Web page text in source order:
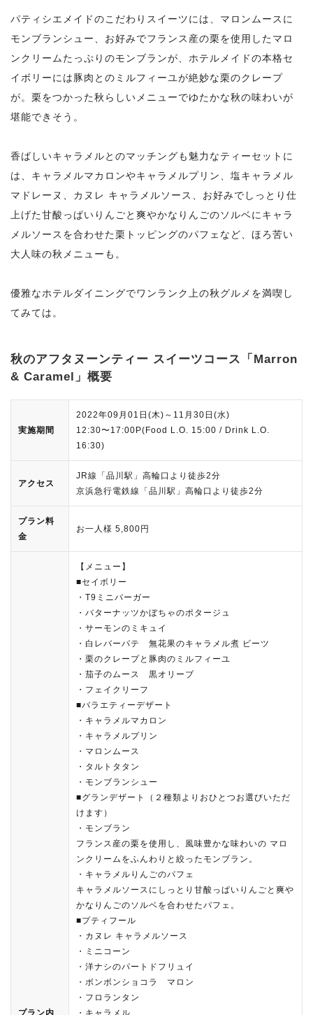
パティシエメイドのこだわりスイーツには、マロンムースに
モンブランシュー、お好みでフランス産の栗を使用したマロ
ンクリームたっぷりのモンブランが、ホテルメイドの本格セ
イボリーには豚肉とのミルフィーユが絶妙な栗のクレープ
が。栗をつかった秋らしいメニューでゆたかな秋の味わいが
堪能できそう。
香ばしいキャラメルとのマッチングも魅力なティーセットに
は、キャラメルマカロンやキャラメルプリン、塩キャラメル
マドレーヌ、カヌレ キャラメルソース、お好みでしっとり仕
上げた甘酸っぱいりんごと爽やかなりんごのソルベにキャラ
メルソースを合わせた栗トッピングのパフェなど、ほろ苦い
大人味の秋メニューも。
優雅なホテルダイニングでワンランク上の秋グルメを満喫し
てみては。
秋のアフタヌーンティー スイーツコース「Marron
& Caramel」概要
実施期間
2022年09月01日(木)～11月30日(水)
12:30〜17:00P(Food L.O. 15:00 / Drink L.O.
16:30)
アクセス
JR線「品川駅」高輪口より徒歩2分
京浜急行電鉄線「品川駅」高輪口より徒歩2分
プラン料
金
お一人様 5,800円
プラン内
【メニュー】
■セイボリー
・T9ミニバーガー
・バターナッツかぼちゃのポタージュ
・サーモンのミキュイ
・白レバーパテ 無花果のキャラメル煮 ビーツ
・栗のクレープと豚肉のミルフィーユ
・茄子のムース 黒オリーブ
・フェイクリーフ
■バラエティーデザート
・キャラメルマカロン
・キャラメルプリン
・マロンムース
・タルトタタン
・モンブランシュー
■グランデザート（２種類よりおひとつお選びいただ
けます）
・モンブラン
フランス産の栗を使用し、風味豊かな味わいの マロ
ンクリームをふんわりと絞ったモンブラン。
・キャラメルりんごのパフェ
キャラメルソースにしっとり甘酸っぱいりんごと爽や
かなりんごのソルベを合わせたパフェ。
■プティフール
・カヌレ キャラメルソース
・ミニコーン
・洋ナシのパートドフリュイ
・ボンボンショコラ マロン
・フロランタン
・キャラメル